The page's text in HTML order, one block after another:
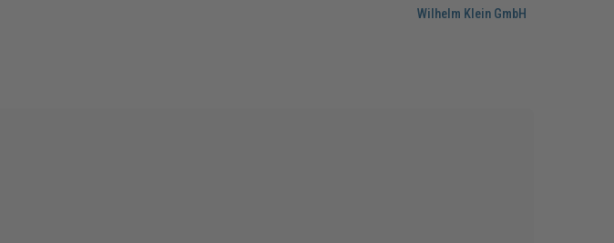
Wilhelm Klein GmbH